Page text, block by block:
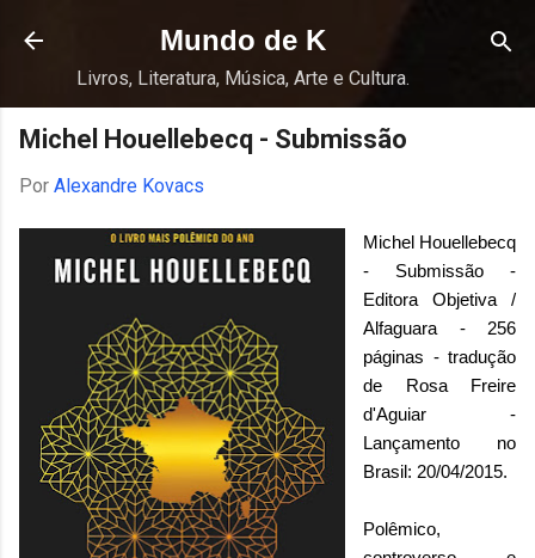
Pular para o conteúdo principal
Mundo de K
Livros, Literatura, Música, Arte e Cultura.
Michel Houellebecq - Submissão
Por Alexandre Kovacs
Michel Houellebecq
- Submissão -
Editora Objetiva /
Alfaguara - 256
páginas - tradução
de Rosa Freire
d'Aguiar -
Lançamento no
Brasil: 20/04/2015.
Polêmico,